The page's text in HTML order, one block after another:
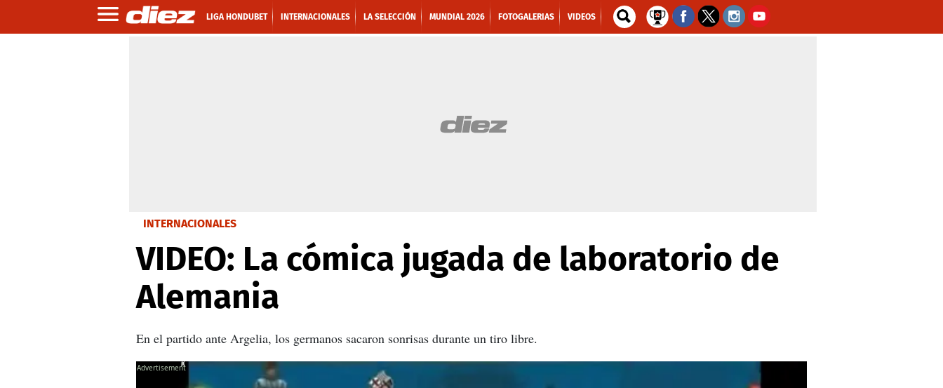
LIGA HONDUBET INTERNACIONALES LA SELECCIÓN MUNDIAL 2026 FOTOGALERIAS VIDEOS
INTERNACIONALES
VIDEO: La cómica jugada de laboratorio de
Alemania
En el partido ante Argelia, los germanos sacaron sonrisas durante un tiro libre.
X